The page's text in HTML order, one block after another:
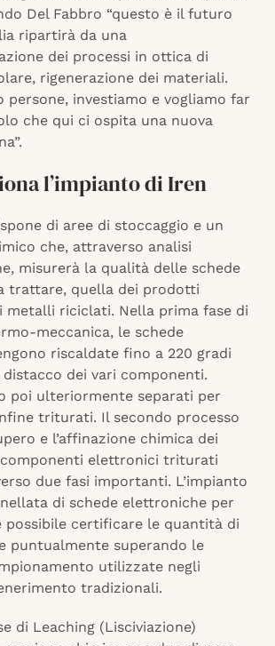
Del Fabbro “questo è il futuro
ripartirà da una
dei processi in ottica di
rigenerazione dei materiali.
persone, investiamo e vogliamo far
che qui ci ospita una nuova
l’impianto di Iren
di aree di stoccaggio e un
che, attraverso analisi
misurerà la qualità delle schede
trattare, quella dei prodotti
metalli riciclati. Nella prima fase di
meccanica, le schede
riscaldate fino a 220 gradi
dei vari componenti.
poi ulteriormente separati per
triturati. Il secondo processo
e l’affinazione chimica dei
elettronici triturati
due fasi importanti. L’impianto
di schede elettroniche per
possibile certificare le quantità di
puntualmente superando le
utilizzate negli
tradizionali.
di Leaching (Lisciviazione)